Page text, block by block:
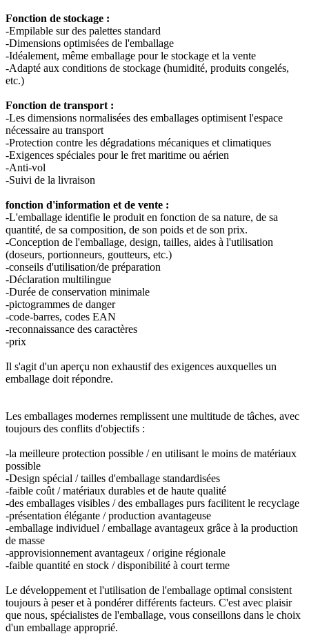
Bouteilles
Bouteilles Hotfill(6)
Bidon(21)
Cosmétiques
Alimentation(483)
Durable(301)
Bouteilles de sauce(24)
Bouteilles de spiritueux(81)
Pulvérisateur(18)
Réservoirs(2)
Fermetures(173)
Fonction de stockage :
-Empilable sur des palettes standard
-Dimensions optimisées de l'emballage
-Idéalement, même emballage pour le stockage et la vente
-Adapté aux conditions de stockage (humidité, produits congelés,
etc.)
Fonction de transport :
-Les dimensions normalisées des emballages optimisent l'espace
nécessaire au transport
-Protection contre les dégradations mécaniques et climatiques
-Exigences spéciales pour le fret maritime ou aérien
-Anti-vol
-Suivi de la livraison
fonction d'information et de vente :
-L'emballage identifie le produit en fonction de sa nature, de sa
quantité, de sa composition, de son poids et de son prix.
-Conception de l'emballage, design, tailles, aides à l'utilisation
(doseurs, portionneurs, goutteurs, etc.)
-conseils d'utilisation/de préparation
-Déclaration multilingue
-Durée de conservation minimale
-pictogrammes de danger
-code-barres, codes EAN
-reconnaissance des caractères
-prix
Il s'agit d'un aperçu non exhaustif des exigences auxquelles un
emballage doit répondre.
Les emballages modernes remplissent une multitude de tâches, avec
toujours des conflits d'objectifs :
-la meilleure protection possible / en utilisant le moins de matériaux
possible
-Design spécial / tailles d'emballage standardisées
-faible coût / matériaux durables et de haute qualité
-des emballages visibles / des emballages purs facilitent le recyclage
-présentation élégante / production avantageuse
-emballage individuel / emballage avantageux grâce à la production
de masse
-approvisionnement avantageux / origine régionale
-faible quantité en stock / disponibilité à court terme
Le développement et l'utilisation de l'emballage optimal consistent
toujours à peser et à pondérer différents facteurs. C'est avec plaisir
que nous, spécialistes de l'emballage, vous conseillons dans le choix
d'un emballage approprié.